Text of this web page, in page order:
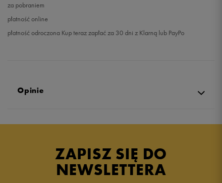
za pobraniem
płatność online
płatność odroczona Kup teraz zapłać za 30 dni z Klarną lub PayPo
Opinie
ZAPISZ SIĘ DO
NEWSLETTERA